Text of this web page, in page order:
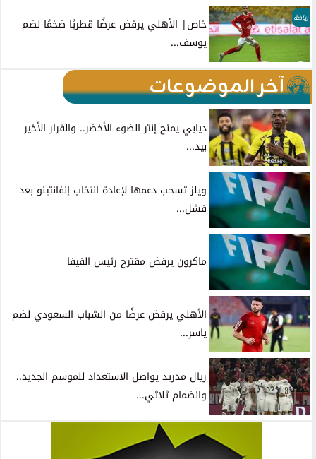
رياضة
خاص| الأهلي يرفض عرضًا قطريًا ضخمًا لضم
يوسف...
آخر الموضوعات
ديابي يمنح إنتر الضوء الأخضر.. والقرار الأخير
بيد...
ويلز تسحب دعمها لإعادة انتخاب إنفانتينو بعد
فشل...
ماكرون يرفض مقترح رئيس الفيفا
الأهلي يرفض عرضًا من الشباب السعودي لضم
ياسر...
ريال مدريد يواصل الاستعداد للموسم الجديد..
وانضمام ثلاثي...